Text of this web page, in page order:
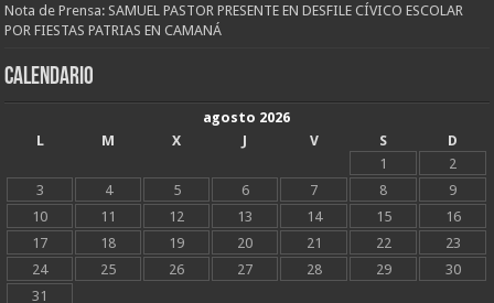
Nota de Prensa: SAMUEL PASTOR PRESENTE EN DESFILE CÍVICO ESCOLAR
POR FIESTAS PATRIAS EN CAMANÁ
CALENDARIO
agosto 2026
L
M X J V S
D
1
2
3
4 5 6 7 8
9
10
11 12 13 14 15
16
17
18 19 20 21 22
23
24
25 26 27 28 29
30
31